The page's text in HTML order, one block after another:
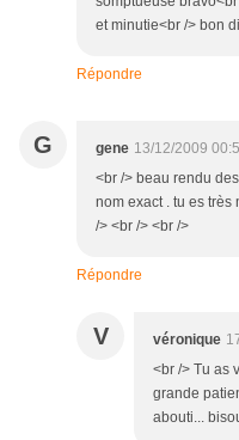
et minutie<br /> bon
Répondre
G gene 13/12/2009
<br /> beau rendu
nom exact . tu es
/> <br /> <br />
Répondre
V véronique
<br /> Tu as
grande
abouti...